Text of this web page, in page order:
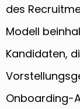
des
Modell
Kandidaten,
Onboarding-